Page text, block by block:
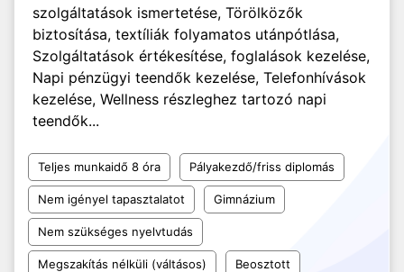
szolgáltatások ismertetése, Törölközők
biztosítása, textíliák folyamatos utánpótlása,
Szolgáltatások értékesítése, foglalások kezelése,
Napi pénzügyi teendők kezelése, Telefonhívások
kezelése, Wellness részleghez tartozó napi
teendők...
Teljes munkaidő 8 óra Pályakezdő/friss diplomás
Nem igényel tapasztalatot Gimnázium
Nem szükséges nyelvtudás
Megszakítás nélküli (váltásos) Beosztott